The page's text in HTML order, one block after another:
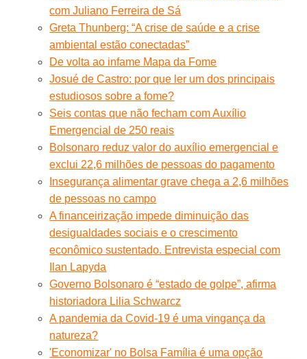
com Juliano Ferreira de Sá
Greta Thunberg: “A crise de saúde e a crise
ambiental estão conectadas”
De volta ao infame Mapa da Fome
Josué de Castro: por que ler um dos principais
estudiosos sobre a fome?
Seis contas que não fecham com Auxílio
Emergencial de 250 reais
Bolsonaro reduz valor do auxílio emergencial e
exclui 22,6 milhões de pessoas do pagamento
Insegurança alimentar grave chega a 2,6 milhões
de pessoas no campo
A financeirização impede diminuição das
desigualdades sociais e o crescimento
econômico sustentado. Entrevista especial com
Ilan Lapyda
Governo Bolsonaro é “estado de golpe”, afirma
historiadora Lilia Schwarcz
A pandemia da Covid-19 é uma vingança da
natureza?
'Economizar' no Bolsa Família é uma opção